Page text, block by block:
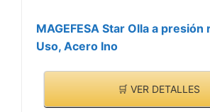
MAGEFESA Star Olla a presión
Uso, Acero Ino
🛒 VER DETALLES